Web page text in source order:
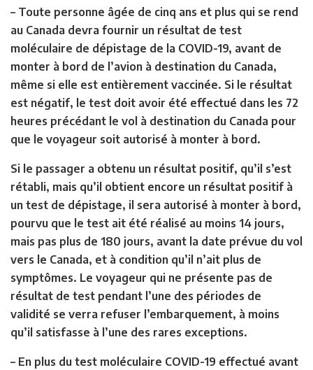
– Toute personne âgée de cinq ans et plus qui se rend
au Canada devra fournir un résultat de test
moléculaire de dépistage de la COVID-19, avant de
monter à bord de l’avion à destination du Canada,
même si elle est entièrement vaccinée. Si le résultat
est négatif, le test doit avoir été effectué dans les 72
heures précédant le vol à destination du Canada pour
que le voyageur soit autorisé à monter à bord.
Si le passager a obtenu un résultat positif, qu’il s’est
rétabli, mais qu’il obtient encore un résultat positif à
un test de dépistage, il sera autorisé à monter à bord,
pourvu que le test ait été réalisé au moins 14 jours,
mais pas plus de 180 jours, avant la date prévue du vol
vers le Canada, et à condition qu’il n’ait plus de
symptômes. Le voyageur qui ne présente pas de
résultat de test pendant l’une des périodes de
validité se verra refuser l’embarquement, à moins
qu’il satisfasse à l’une des rares exceptions.
– En plus du test moléculaire COVID-19 effectué avant